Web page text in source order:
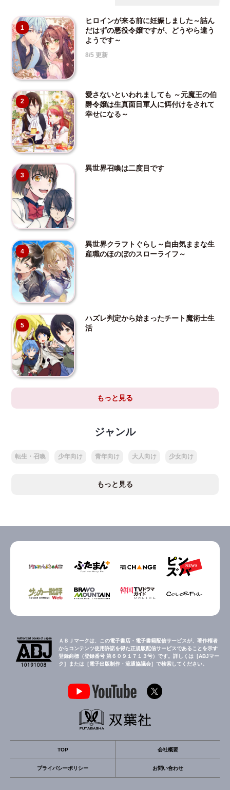
1
ヒロインが来る前に妊娠しました～詰ん
だはずの悪役令嬢ですが、どうやら違う
ようです～
8/5 更新
2
愛さないといわれましても ～元魔王の伯
爵令嬢は生真面目軍人に餌付けをされて
幸せになる～
3
異世界召喚は二度目です
4
異世界クラフトぐらし～自由気ままな生
産職のほのぼのスローライフ～
5
ハズレ判定から始まったチート魔術士生
活
もっと見る
ジャンル
転生・召喚 少年向け 青年向け 大人向け 少女向け
もっと見る
ＡＢＪマークは、この電子書店・電子書籍配信サービスが、著作権者
からコンテンツ使用許諾を得た正規版配信サービスであることを示す
登録商標（登録番号 第６０９１７１３号）です。詳しくは［ABJマー
ク］または［電子出版制作・流通協議会］で検索してください。
TOP 会社概要
プライバシーポリシー お問い合わせ